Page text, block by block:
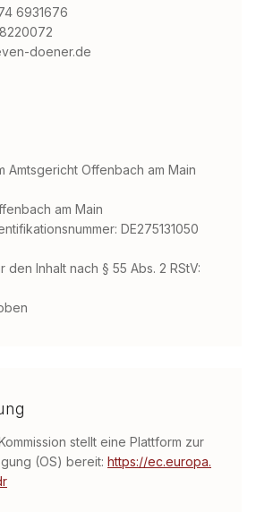
6931676
doener.de
Amtsgericht Offenbach am Main
am Main
DE275131050
den Inhalt nach § 55 Abs. 2 RStV:
stellt eine Plattform zur
(OS) bereit: https://ec.europa.